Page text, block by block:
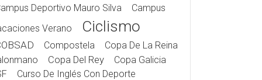
Deportivo Mauro Silva
Campus
Verano
Ciclismo
Compostela
Copa De La Reina
Copa Del Rey
Copa Galicia
Curso De Inglés Con Deporte